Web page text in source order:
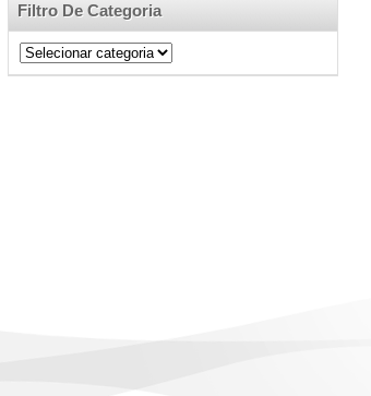
Filtro De Categoria
Filtro